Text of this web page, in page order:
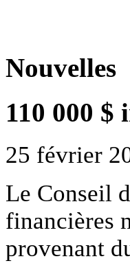
Nouvelles
110 000 $
25 février
Le Conseil
financières
provenant